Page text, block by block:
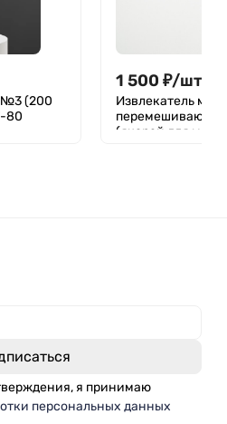
№3 (200
80
1 500 ₽/шт.
Извлекатель
(якорей для
я принимаю
персональных данных